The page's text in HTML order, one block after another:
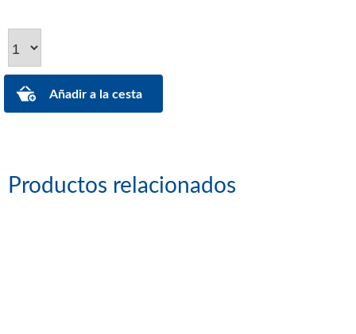
Productos relacionados